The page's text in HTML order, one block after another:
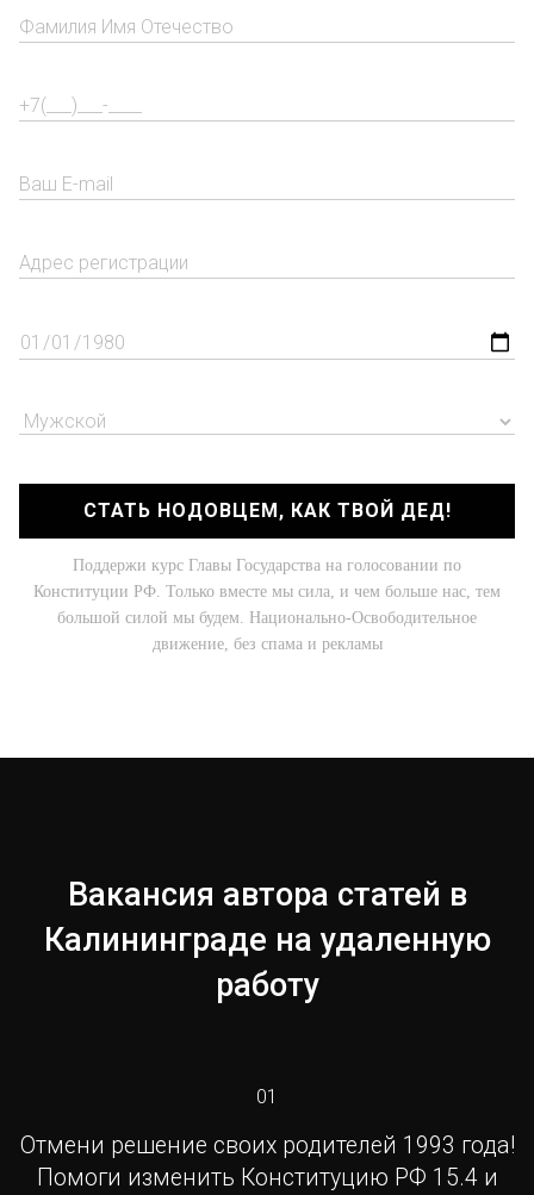
СТАТЬ НОДОВЦЕМ, КАК ТВОЙ ДЕД!
Поддержи курс Главы Государства на голосовании по
Конституции РФ. Только вместе мы сила, и чем больше нас, тем
большой силой мы будем. Национально-Освободительное
движение, без спама и рекламы
Вакансия автора статей в
Калининграде на удаленную
работу
01
Отмени решение своих родителей 1993 года!
Помоги изменить Конституцию РФ 15.4 и